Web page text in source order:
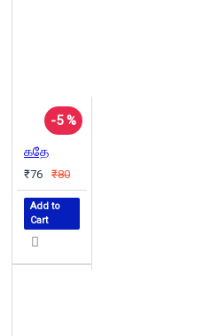
-5 %
கதே
₹76 ₹80
Add to
Cart